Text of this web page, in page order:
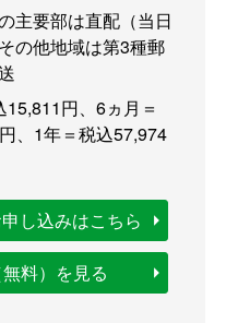
主要部は直配（当日
の他地域は第3種郵
円、6ヵ月＝
、1年＝税込57,974
し込みはこちら
料）を見る